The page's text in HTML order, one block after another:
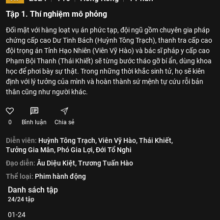
Tập 1. Thí nghiệm mô phỏng
Đối mặt với hàng loạt vụ án phức tạp, đội ngũ gồm chuyên gia pháp
chứng cấp cao Dư Tinh Bách (Huỳnh Tông Trạch), thanh tra cấp cao
đội trọng án Tỉnh Hạo Nhiên (Viên Vỹ Hào) và bác sĩ pháp y cấp cao
Phạm Bội Thanh (Thái Khiết) sẽ từng bước tháo gỡ bí ẩn, dùng khoa
học để phơi bày sự thật. Trong những thời khắc sinh tử, họ sẽ kiên
định với lý tưởng của mình và hoàn thành sứ mệnh tự cứu rỗi bản
thân cũng như người khác.
0 Bình luận Chia sẻ
Diễn viên: Huỳnh Tông Trạch,Viên Vỹ Hào,Thái Khiết,
Tưởng Gia Mân, Phó Gia Lợi,Đới Tổ Nghi
Đạo diễn: Âu Diệu Kiệt,Trương Tuấn Hào
Thể loại: Phim hành động
Danh sách tập
24/24 tập
01-24